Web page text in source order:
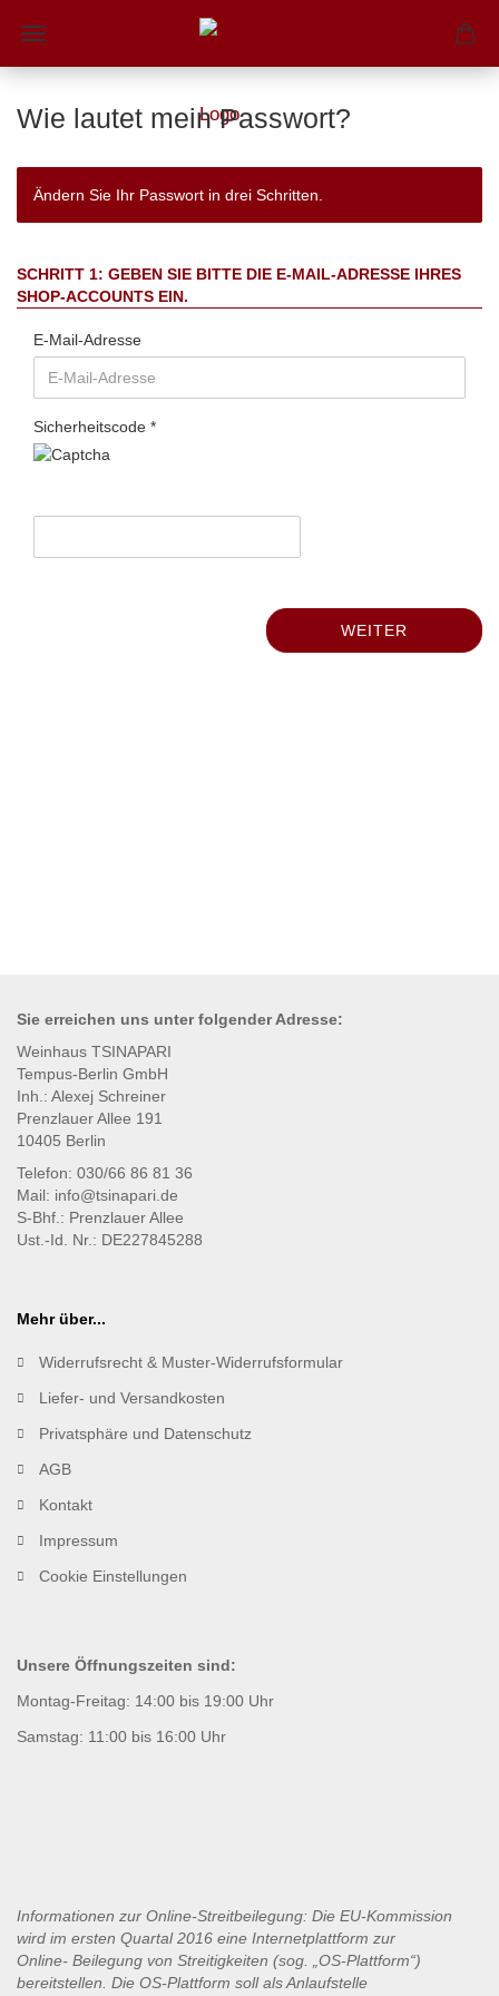
Wie lautet mein Passwort?
Ändern Sie Ihr Passwort in drei Schritten.
SCHRITT 1: GEBEN SIE BITTE DIE E-MAIL-ADRESSE IHRES
SHOP-ACCOUNTS EIN.
E-Mail-Adresse
Sicherheitscode
WEITER
Sie erreichen uns unterfolgenderAdresse:
Weinhaus TSINAPARI
Tempus-Berlin GmbH
Inh.: Alexej Schreiner
Prenzlauer Allee 191
10405 Berlin
Telefon: 030/66 86 81 36
Mail: info@tsinapari.de
S-Bhf.: Prenzlauer Allee
Ust.-Id. Nr.: DE227845288
Mehr über...
Widerrufsrecht & Muster-Widerrufsformular
Liefer- und Versandkosten
Privatsphäre und Datenschutz
AGB
Kontakt
Impressum
Cookie Einstellungen
Unsere Öffnungszeiten sind:
Montag-Freitag: 14:00 bis 19:00 Uhr
Samstag: 11:00 bis 16:00 Uhr
Informationen zur Online-Streitbeilegung: Die EU-Kommission
wird im ersten Quartal 2016 eine Internetplattform zur
Online- Beilegung von Streitigkeiten (sog. „OS-Plattform“)
bereitstellen. Die OS-Plattform soll als Anlaufstelle